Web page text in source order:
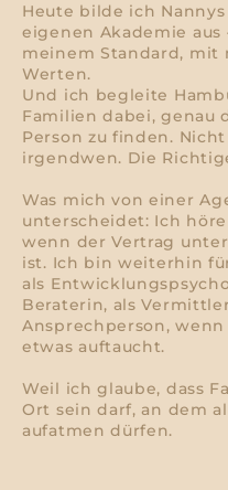
Heute bilde ich
eigenen Akademie aus
meinem Standard, mit
Werten.
Und ich begleite
Familien dabei, genau
Person zu finden. Nicht
irgendwen. Die
Was mich von einer
unterscheidet: Ich
wenn der Vertrag
ist. Ich bin weiterhin
als
Beraterin, als
Ansprechperson,
etwas auftaucht.
Weil ich glaube, dass
Ort sein darf, an dem
aufatmen dürfen.